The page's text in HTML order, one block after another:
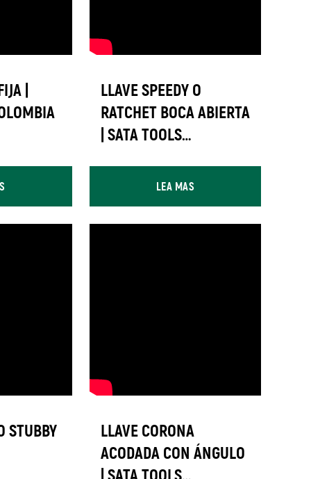
|
LLAVE SPEEDY O
RATCHET BOCA ABIERTA
| SATA TOOLS
LEA MAS
STUBBY
LLAVE CORONA
ACODADA CON ÁNGULO